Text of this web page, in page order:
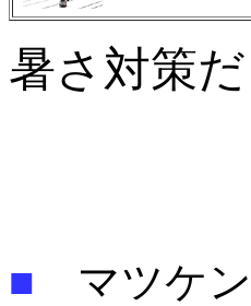
暑さ対策
■ マツケン